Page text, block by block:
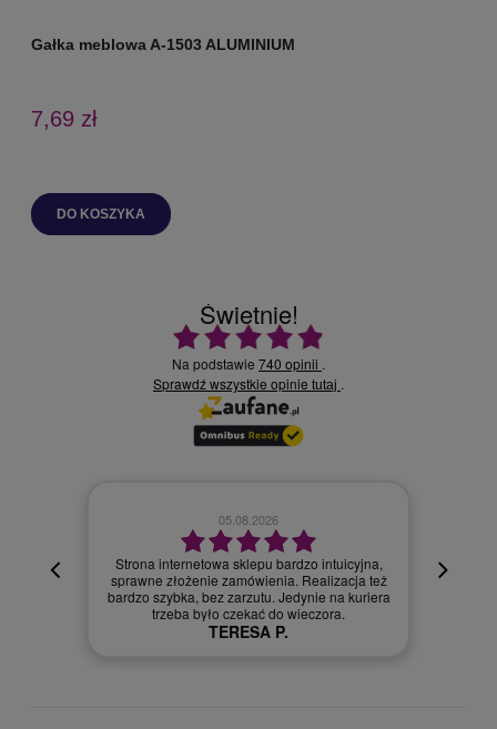
Gałka meblowa A-1503 ALUMINIUM
7,69 zł
DO KOSZYKA
Świetnie!
Ocena średnia 4.9 na 5
Na podstawie 740 opinii .
Sprawdź wszystkie opinie tutaj .
02.08.2026
Szybka dostawa.
Szymon R.